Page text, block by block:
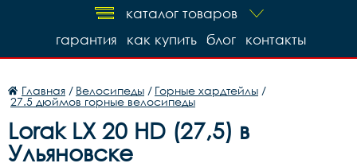
каталог товаров
контакты
блог
как купить
гарантия
Главная / Велосипеды / Горные хардтейлы /
27.5 дюймов горные велосипеды
Lorak LX 20 HD (27,5) в
Ульяновске